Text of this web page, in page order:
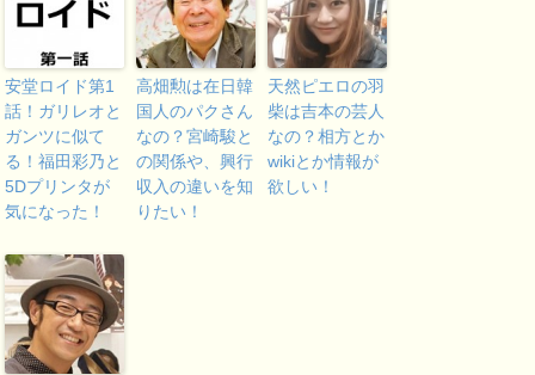
安堂ロイド第1
話！ガリレオと
ガンツに似て
る！福田彩乃と
5Dプリンタが
気になった！
高畑勲は在日韓
国人のパクさん
なの？宮崎駿と
の関係や、興行
収入の違いを知
りたい！
天然ピエロの羽
柴は吉本の芸人
なの？相方とか
wikiとか情報が
欲しい！